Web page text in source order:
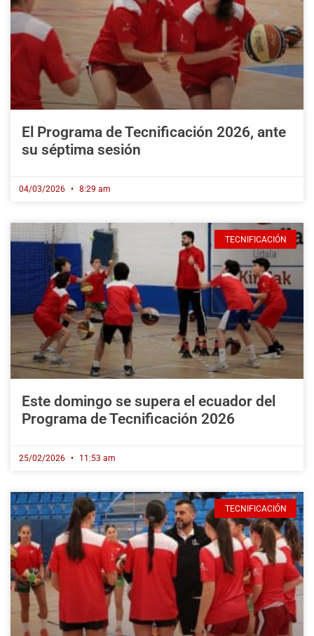
El Programa de Tecnificación 2026, ante
su séptima sesión
04/03/2026 8:29 am
TECNIFICACIÓN
Este domingo se supera el ecuador del
Programa de Tecnificación 2026
25/02/2026 11:53 am
TECNIFICACIÓN